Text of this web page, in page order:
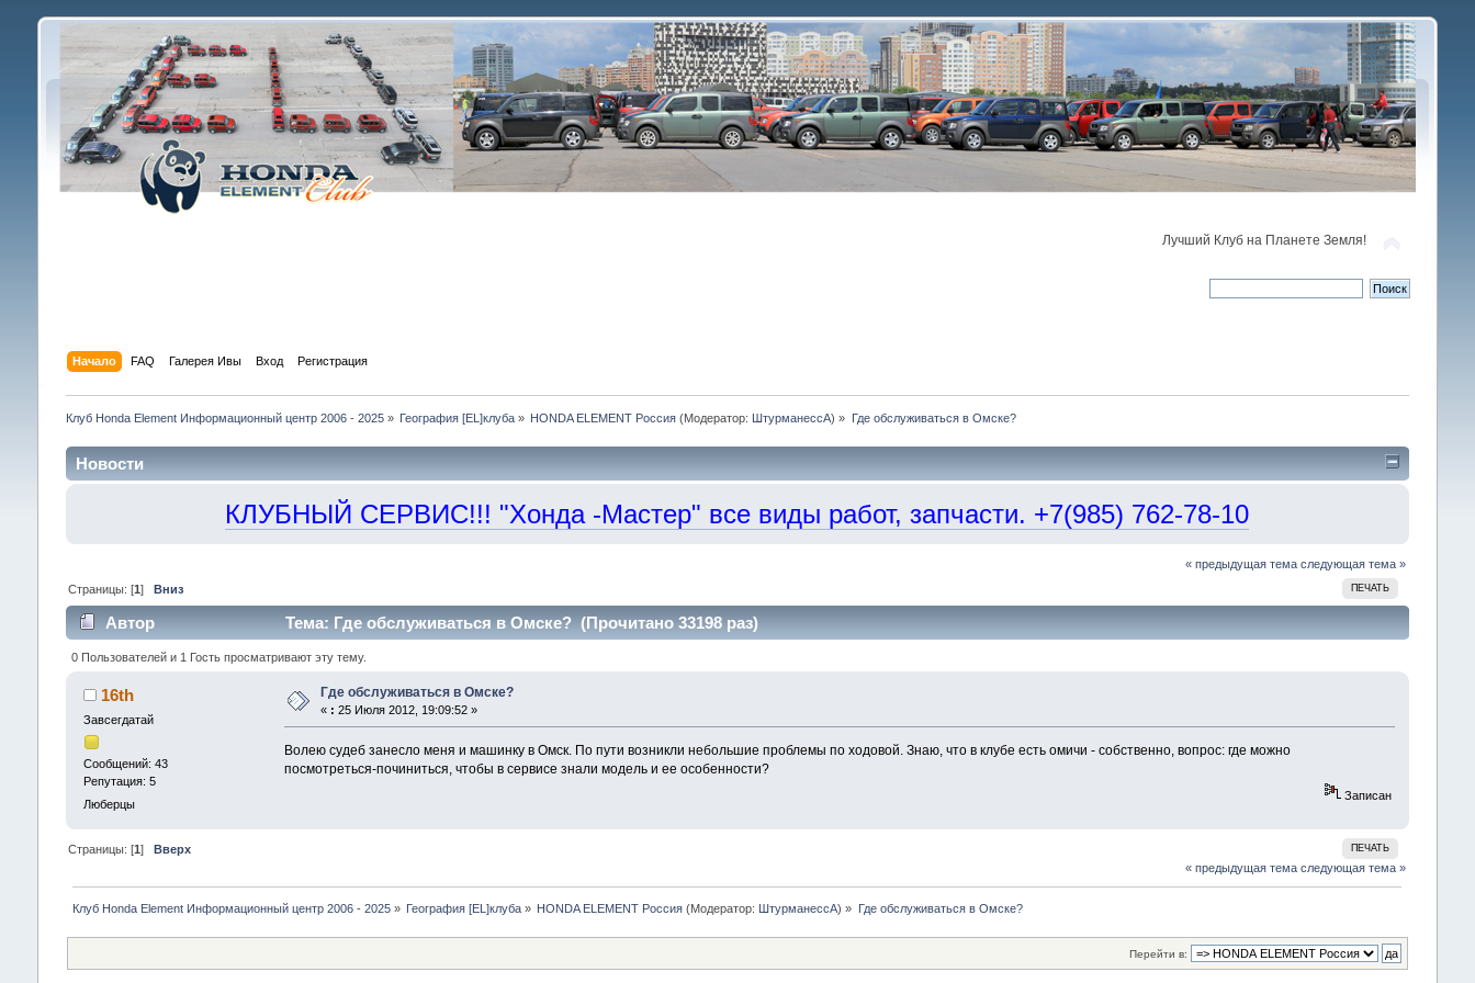
Лучший Клуб на Планете Земля!
Начало FAQ Галерея Ивы Вход Регистрация
Клуб Honda Element Информационный центр 2006 - 2025» География [EL]клуба » HONDA ELEMENT Россия (Модератор: ШтурманессА) » Где обслуживаться в Омске?
Новости
КЛУБНЫЙ СЕРВИС!!! "Хонда -Мастер" все виды работ, запчасти. +7(985) 762-78-10
« предыдущая тема следующая тема »
ПЕЧАТЬ
Страницы: [1] Вниз
Автор Тема: Где обслуживаться в Омске? (Прочитано 33198 раз)
0 Пользователей и 1 Гость просматривают эту тему.
16th
Завсегдатай
Сообщений: 43
Репутация: 5
Люберцы
Где обслуживаться в Омске?
« : 25 Июля 2012, 19:09:52 »
Волею судеб занесло меня и машинку в Омск. По пути возникли небольшие проблемы по ходовой. Знаю, что в клубе есть омичи - собственно, вопрос: где можно
посмотреться-починиться, чтобы в сервисе знали модель и ее особенности?
Записан
ПЕЧАТЬ
Страницы: [1] Вверх
« предыдущая тема следующая тема »
Клуб Honda Element Информационный центр 2006 - 2025» География [EL]клуба » HONDA ELEMENT Россия (Модератор: ШтурманессА) » Где обслуживаться в Омске?
Перейти в: